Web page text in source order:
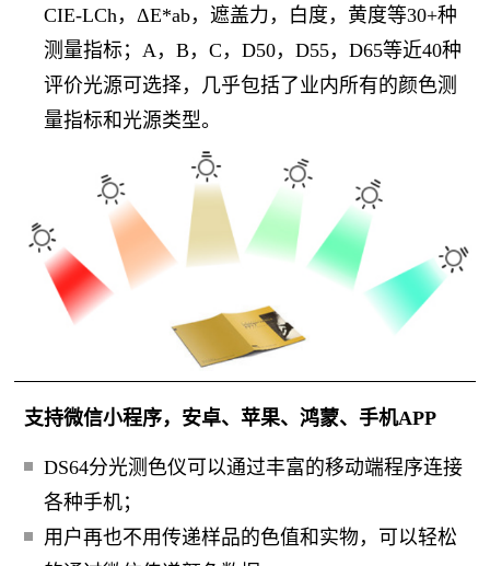
CIE-LCh，ΔE*ab，遮盖力，白度，黄度等30+种
测量指标；A，B，C，D50，D55，D65等近40种
评价光源可选择，几乎包括了业内所有的颜色测
量指标和光源类型。
支持微信小程序，安卓、苹果、鸿蒙、手机APP
DS64分光测色仪可以通过丰富的移动端程序连接
各种手机；
用户再也不用传递样品的色值和实物，可以轻松